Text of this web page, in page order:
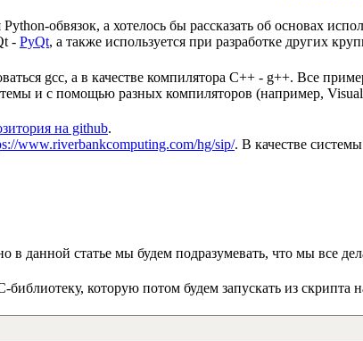
обвязок, а хотелось бы рассказать об основах
- PyQt, а также используется при разработке других
gcc, а в качестве компилятора C++ - g++. Все
и с помощью разных компиляторов (например, Visual
на github.
www.riverbankcomputing.com/hg/sip/. В качестве
в данной статье мы будем подразумевать, что мы все
которую потом будем запускать из